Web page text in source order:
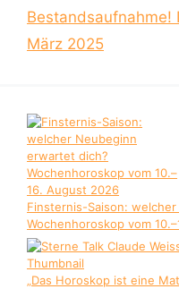
Bestandsaufnahme!
März 2025
Finsternis-Saison:
Wochenhoroskop vom
„Das Horoskop ist eine